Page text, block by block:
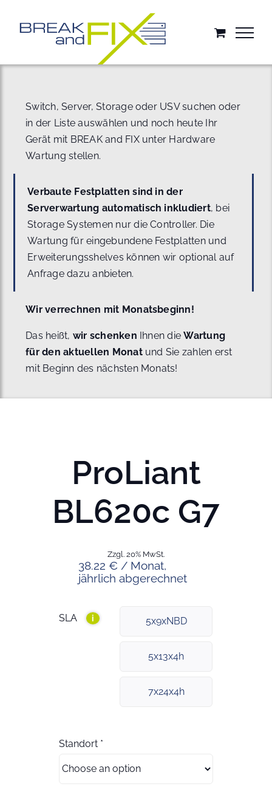
springen
Switch, Server, Storage oder USV suchen oder
in der Liste auswählen und noch heute Ihr
Gerät mit BREAK and FIX unter Hardware
Wartung stellen.
Verbaute Festplatten sind in der
Serverwartung automatisch inkludiert, bei
Storage Systemen nur die Controller. Die
Wartung für eingebundene Festplatten und
Erweiterungsshelves können wir optional auf
Anfrage dazu anbieten.
Wir verrechnen mit Monatsbeginn!
Das heißt, wir schenken Ihnen dieWartung
für den aktuellen Monat und Sie zahlen erst
mit Beginn des nächsten Monats!
ProLiant
BL620c G7
38.22 € / Monat,
jährlich abgerechnet
Zzgl. 20% MwSt.
SLA i 5x9xNBD
5x13x4h
7x24x4h
Standort *